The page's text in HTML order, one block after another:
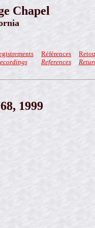
Chapel
Références
References
1999